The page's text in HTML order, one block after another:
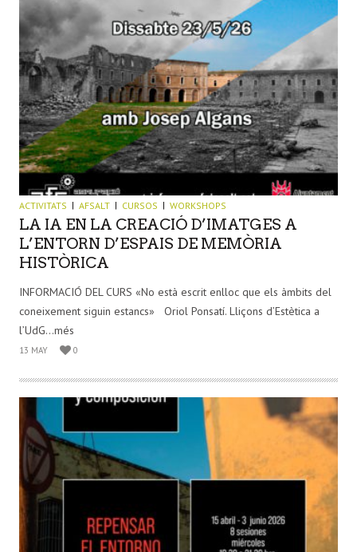
ACTIVITATS AFSALT CURSOS WORKSHOPS
LA IA EN LA CREACIÓ D’IMATGES A
L’ENTORN D’ESPAIS DE MEMÒRIA
HISTÒRICA
INFORMACIÓ DEL CURS «No està escrit enlloc que els àmbits del
coneixement siguin estancs» Oriol Ponsatí. Lliçons d’Estètica a
l’UdG...més
13 MAY 0